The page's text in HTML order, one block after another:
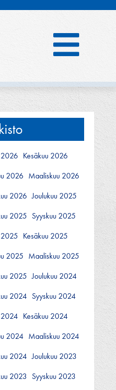
Kesäkuu 2026
2026 Maaliskuu 2026
2026 Joulukuu 2025
2025 Syyskuu 2025
Kesäkuu 2025
2025 Maaliskuu 2025
2025 Joulukuu 2024
2024 Syyskuu 2024
Kesäkuu 2024
2024 Maaliskuu 2024
2024 Joulukuu 2023
2023 Syyskuu 2023